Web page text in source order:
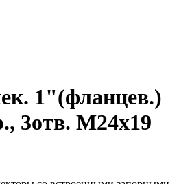
1"(фланцев.)
3отв. М24х19